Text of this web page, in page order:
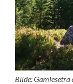
Bilde: Gamlesetra